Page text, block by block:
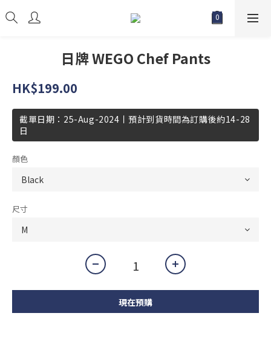
日牌 WEGO Chef Pants
HK$199.00
截單日期：25-Aug-2024丨預計到貨時間為訂購後約14-28
日
顏色
尺寸
現在預購